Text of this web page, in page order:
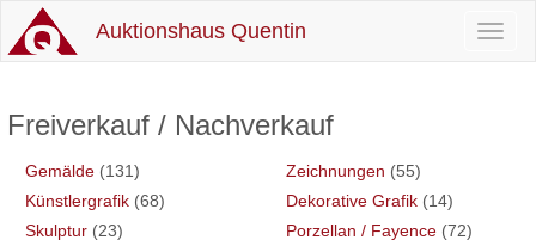
Auktionshaus Quentin
Freiverkauf / Nachverkauf
Gemälde (131) Zeichnungen (55)
Künstlergrafik (68) Dekorative Grafik (14)
Skulptur (23) Porzellan / Fayence (72)